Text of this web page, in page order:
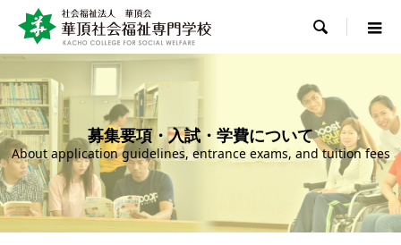

募集要項・入試・学費について
About application guidelines, entrance exams, and tuition fees